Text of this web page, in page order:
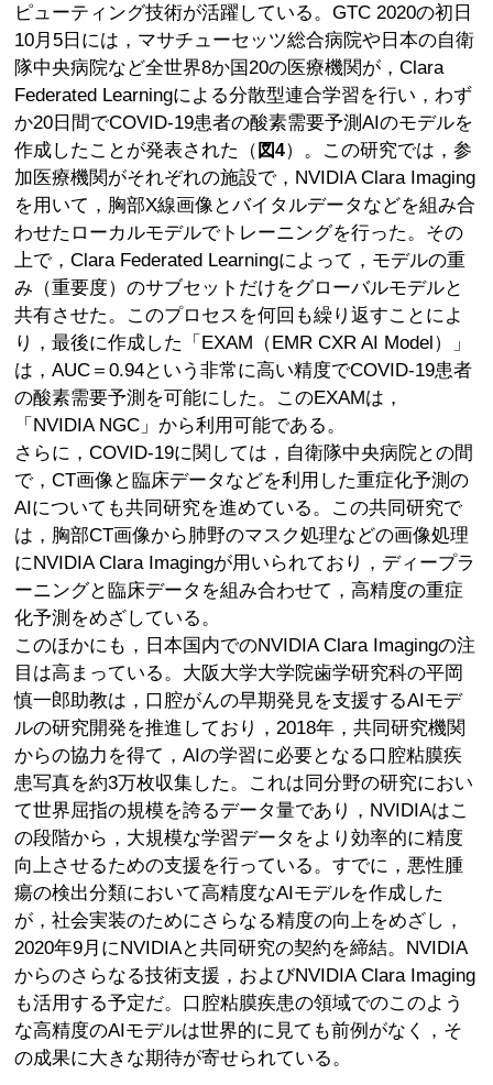
ピューティング技術が活躍している。GTC 2020の初日
10月5日には，マサチューセッツ総合病院や日本の自衛
隊中央病院など全世界8か国20の医療機関が，Clara
Federated Learningによる分散型連合学習を行い，わず
か20日間でCOVID-19患者の酸素需要予測AIのモデルを
作成したことが発表された（ 図4）。この研究では，参
加医療機関がそれぞれの施設で，NVIDIA Clara Imaging
を用いて，胸部X線画像とバイタルデータなどを組み合
わせたローカルモデルでトレーニングを行った。その
上で，Clara Federated Learningによって，モデルの重
み（重要度）のサブセットだけをグローバルモデルと
共有させた。このプロセスを何回も繰り返すことによ
り，最後に作成した「EXAM（EMR CXR AI Model）」
は，AUC＝0.94という非常に高い精度でCOVID-19患者
の酸素需要予測を可能にした。このEXAMは，
「NVIDIA NGC」から利用可能である。
さらに，COVID-19に関しては，自衛隊中央病院との間
で，CT画像と臨床データなどを利用した重症化予測の
AIについても共同研究を進めている。この共同研究で
は，胸部CT画像から肺野のマスク処理などの画像処理
にNVIDIA Clara Imagingが用いられており，ディープラ
ーニングと臨床データを組み合わせて，高精度の重症
化予測をめざしている。
このほかにも，日本国内でのNVIDIA Clara Imagingの注
目は高まっている。大阪大学大学院歯学研究科の平岡
慎一郎助教は，口腔がんの早期発見を支援するAIモデ
ルの研究開発を推進しており，2018年，共同研究機関
からの協力を得て，AIの学習に必要となる口腔粘膜疾
患写真を約3万枚収集した。これは同分野の研究におい
て世界屈指の規模を誇るデータ量であり，NVIDIAはこ
の段階から，大規模な学習データをより効率的に精度
向上させるための支援を行っている。すでに，悪性腫
瘍の検出分類において高精度なAIモデルを作成した
が，社会実装のためにさらなる精度の向上をめざし，
2020年9月にNVIDIAと共同研究の契約を締結。NVIDIA
からのさらなる技術支援，およびNVIDIA Clara Imaging
も活用する予定だ。口腔粘膜疾患の領域でのこのよう
な高精度のAIモデルは世界的に見ても前例がなく，そ
の成果に大きな期待が寄せられている。